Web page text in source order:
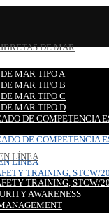
DE MAR
MAR TIPO A
MAR TIPO B
MAR TIPO C
MAR TIPO D
DE COMPETENCIA
LÍNEA
TRAINING, STCW/
AWARENESS
DE MAR
MAR TIPO A
MAR TIPO B
MAR TIPO C
MAR TIPO D
DE COMPETENCIA
LÍNEA
TRAINING, STCW/
AWARENESS
IN CRISIS